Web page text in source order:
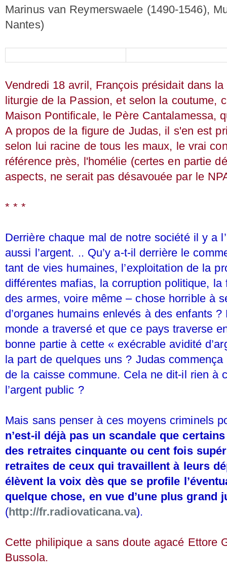
Marinus van Reymerswaele (1490-1546),
Nantes)
Vendredi 18 avril, François présidait dans
liturgie de la Passion, et selon la coutume,
Maison Pontificale, le Père Cantalamessa,
A propos de la figure de Judas, il s'en est
selon lui racine de tous les maux, le vrai
référence près, l'homélie (certes en partie
aspects, ne serait pas désavouée par le
* * *
Derrière chaque mal de notre société il y a
aussi l’argent. .. Qu’y a-t-il derrière le
tant de vies humaines, l’exploitation de la
différentes mafias, la corruption politique,
des armes, voire même – chose horrible à
d’organes humains enlevés à des enfants
monde a traversé et que ce pays traverse
bonne partie à cette « exécrable avidité
la part de quelques uns ? Judas
de la caisse commune. Cela ne dit-il rien à
l’argent public ?
Mais sans penser à ces moyens criminels
n’est-il déjà pas un scandale que
des retraites cinquante ou cent fois
retraites de ceux qui travaillent à leurs
élèvent la voix dès que se profile
quelque chose, en vue d’une plus grand
(http://fr.radiovaticana.va).
Cette philipique a sans doute agacé Ettore
Bussola.